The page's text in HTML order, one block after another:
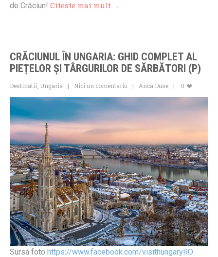
de Crăciun! Citeste mai mult →
CRĂCIUNUL ÎN UNGARIA: GHID COMPLET AL
PIEȚELOR ȘI TÂRGURILOR DE SĂRBĂTORI (P)
Destinatii Ungaria Nici un comentariu Anca Duse 0
Sursa foto https://www.facebook.com/visithungaryRO